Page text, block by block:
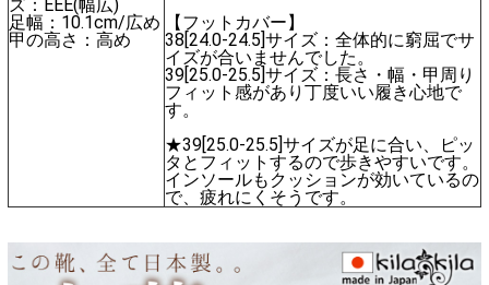
ズ：EEE(幅広)
足幅：10.1cm/広め
甲の高さ：高め
【フットカバー】
38[24.0-24.5]サイズ：全体的に窮屈でサ
イズが合いませんでした。
39[25.0-25.5]サイズ：長さ・幅・甲周り
フィット感があり丁度いい履き心地で
す。
★39[25.0-25.5]サイズが足に合い、ピッ
タとフィットするので歩きやすいです。
インソールもクッションが効いているの
で、疲れにくそうです。